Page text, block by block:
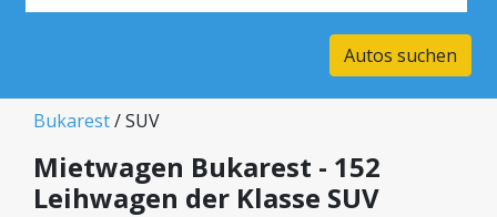
Autos suchen
Bukarest/ SUV
Mietwagen Bukarest - 152
Leihwagen der Klasse SUV